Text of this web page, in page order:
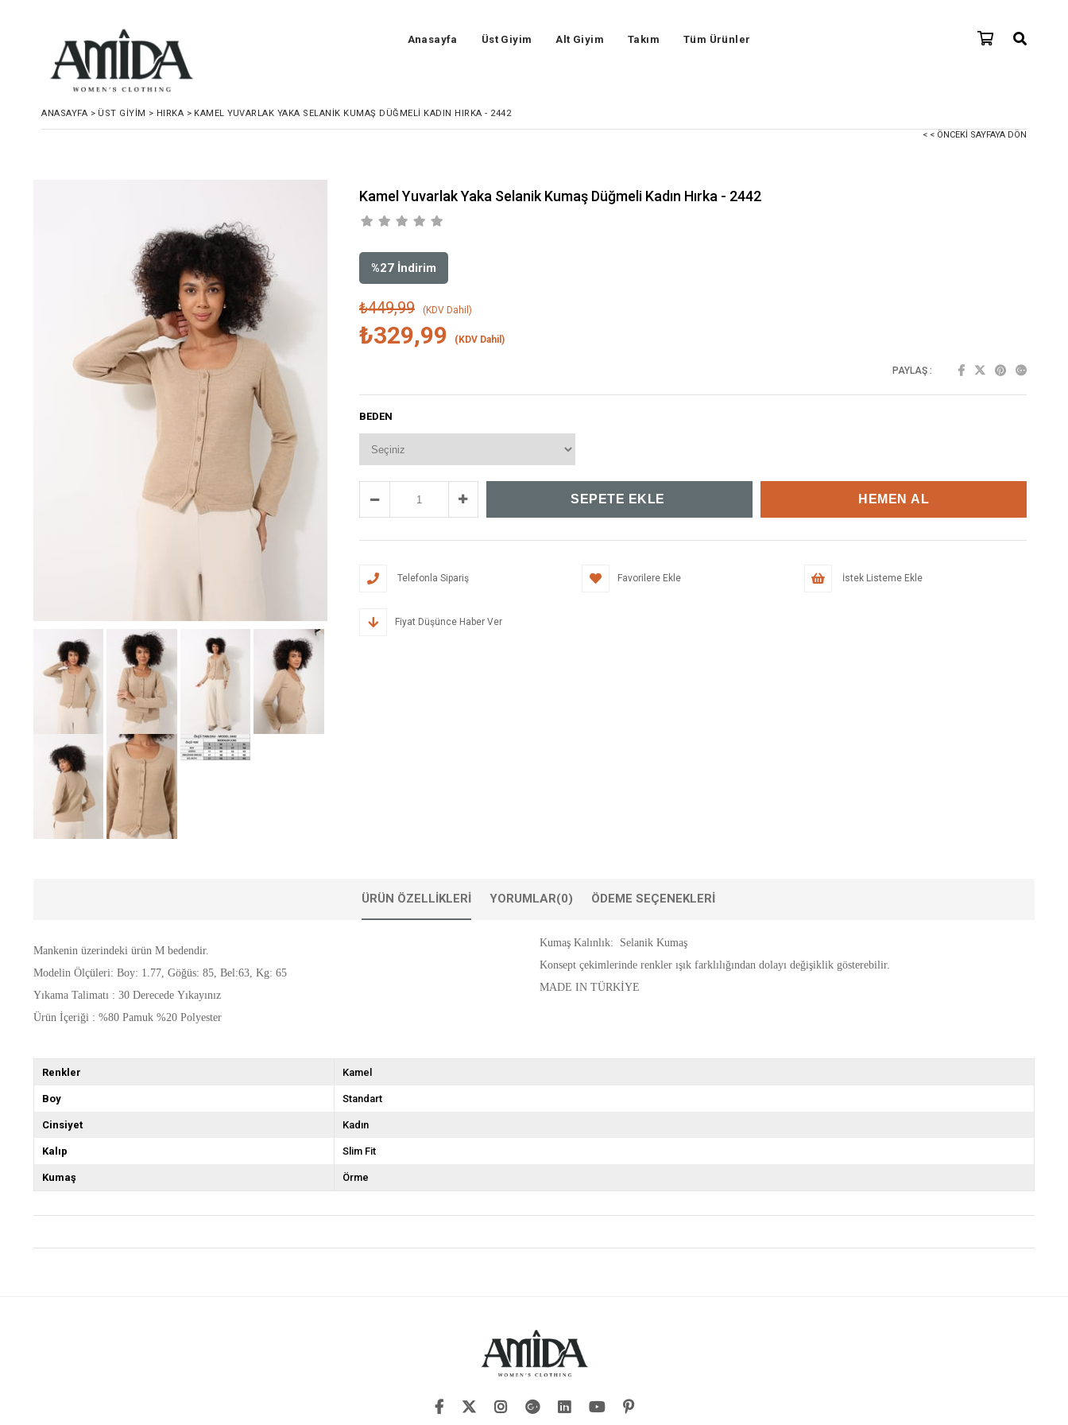
Anasayfa Üst Giyim Alt Giyim Takım Tüm Ürünler
ANASAYFA > ÜST GIYIM > HIRKA > KAMEL YUVARLAK YAKA SELANIK KUMAŞ DÜĞMELI KADIN HIRKA - 2442
< < ÖNCEKI SAYFAYA DÖN
Kamel Yuvarlak Yaka Selanik Kumaş Düğmeli Kadın Hırka - 2442
%27 İndirim
₺449,99 (KDV Dahil)
₺329,99 (KDV Dahil)
PAYLAŞ :
BEDEN
Telefonla Sipariş Favorilere Ekle İstek Listeme Ekle
Fiyat Düşünce Haber Ver
ÜRÜN ÖZELLIKLERI YORUMLAR(0) ÖDEME SEÇENEKLERI
Mankenin üzerindeki ürün M bedendir.
Modelin Ölçüleri: Boy: 1.77, Göğüs: 85, Bel:63, Kg: 65
Yıkama Talimatı : 30 Derecede Yıkayınız
Ürün İçeriği : %80 Pamuk %20 Polyester
Kumaş Kalınlık: Selanik Kumaş
Konsept çekimlerinde renkler ışık farklılığından dolayı değişiklik gösterebilir.
MADE IN TÜRKİYE
Renkler Kamel
Boy Standart
Cinsiyet Kadın
Kalıp Slim Fit
Kumaş Örme